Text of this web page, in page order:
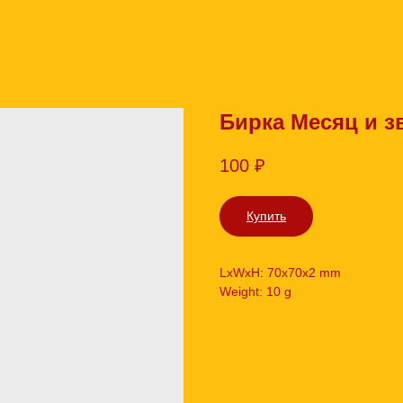
Бирка Месяц и
100 ₽
Купить
LxWxH: 70x70x2 mm
Weight: 10 g